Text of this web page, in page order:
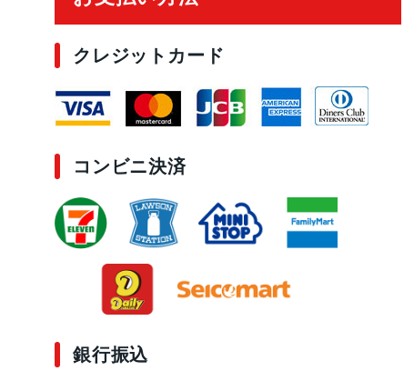
クレジットカード
コンビニ決済
銀行振込